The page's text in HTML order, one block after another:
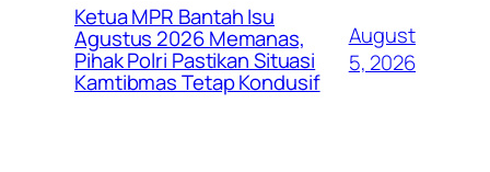
Ketua MPR Bantah Isu
Agustus 2026 Memanas,
Pihak Polri Pastikan Situasi
Kamtibmas Tetap Kondusif
August
5, 2026